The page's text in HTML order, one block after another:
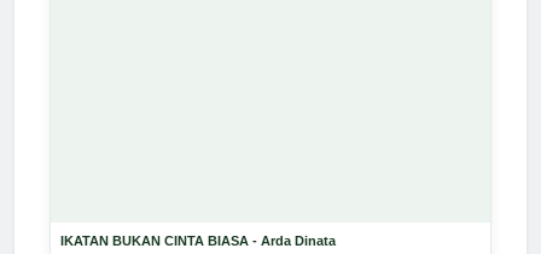
IKATAN BUKAN CINTA BIASA - Arda Dinata